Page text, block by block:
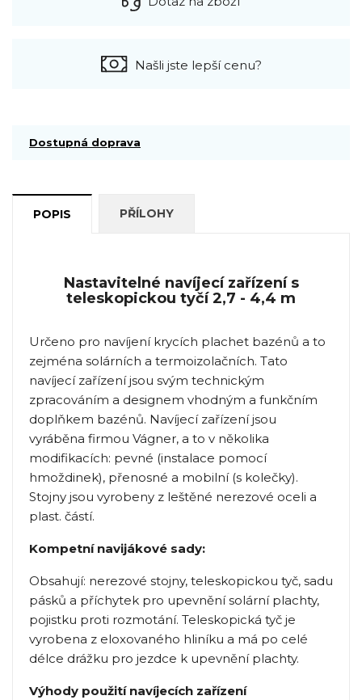
Našli jste lepší cenu?
Dostupná doprava
POPIS PŘÍLOHY
Nastavitelné navíjecí zařízení s
teleskopickou tyčí 2,7 - 4,4 m
Určeno pro navíjení krycích plachet bazénů a to
zejména solárních a termoizolačních. Tato
navíjecí zařízení jsou svým technickým
zpracováním a designem vhodným a funkčním
doplňkem bazénů. Navíjecí zařízení jsou
vyráběna firmou Vágner, a to v několika
modifikacích: pevné (instalace pomocí
hmoždinek), přenosné a mobilní (s kolečky).
Stojny jsou vyrobeny z leštěné nerezové oceli a
plast. částí.
Kompetní navijákové sady:
Obsahují: nerezové stojny, teleskopickou tyč, sadu
pásků a příchytek pro upevnění solární plachty,
pojistku proti rozmotání. Teleskopická tyč je
vyrobena z eloxovaného hliníku a má po celé
délce drážku pro jezdce k upevnění plachty.
Výhody použití navíjecích zařízení